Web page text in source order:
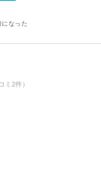
になった
ミ2件）